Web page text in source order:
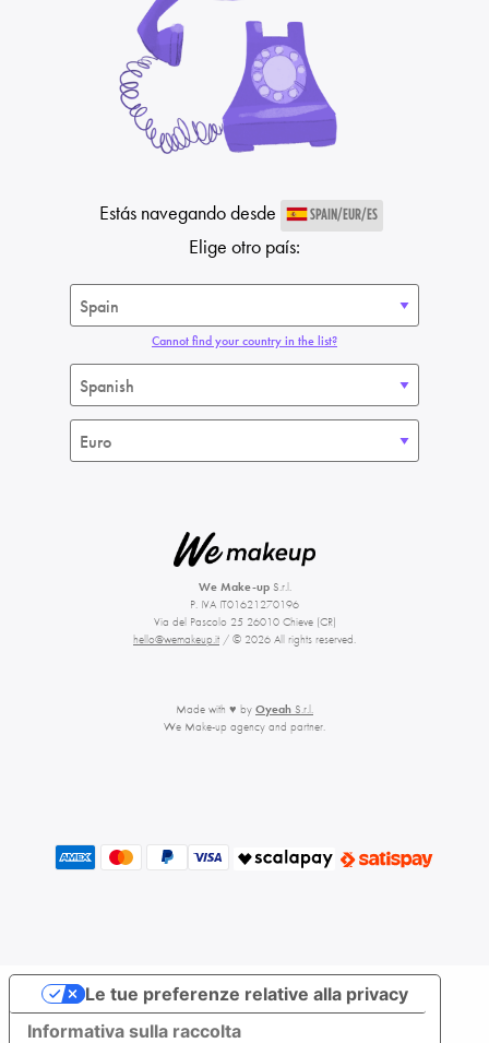
Estás navegando desde SPAIN/EUR/ES
Elige otro país:
Cannot find your country in the list?
We Make-upS.r.l.
P. IVA IT01621270196
Via del Pascolo 25 26010 Chieve (CR)
hello@wemakeup.it / © 2026 All rights reserved.
Made with ♥ by Oyeah S.r.l.
We Make-up agency and partner.
Informativa sulla raccolta
Le tue preferenze relative alla privacy